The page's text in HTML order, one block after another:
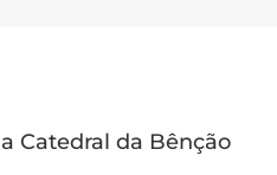
Catedral da Bênção